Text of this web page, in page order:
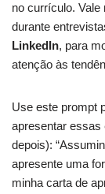
no currículo.
durante
LinkedIn, para
atenção às
Use este prompt
apresentar essas
depois):
apresente uma
minha carta de